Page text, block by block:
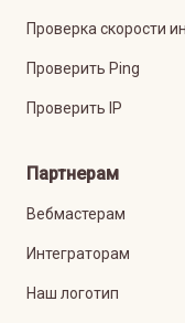
Проверка скорости
Проверить Ping
Проверить IP
Партнерам
Вебмастерам
Интеграторам
Наш логотип